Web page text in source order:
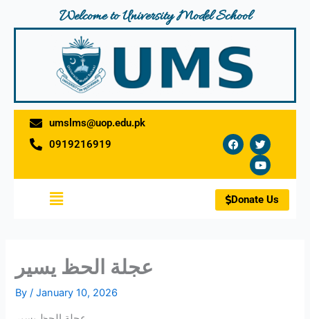
Welcome to University Model School
umslms@uop.edu.pk
0919216919
F
a
c
b
o
o
k
T
w
i
t
t
e
r
Y
o
u
t
u
b
e
Menu Donate Us
عجلة الحظ يسير
By/January 10, 2026